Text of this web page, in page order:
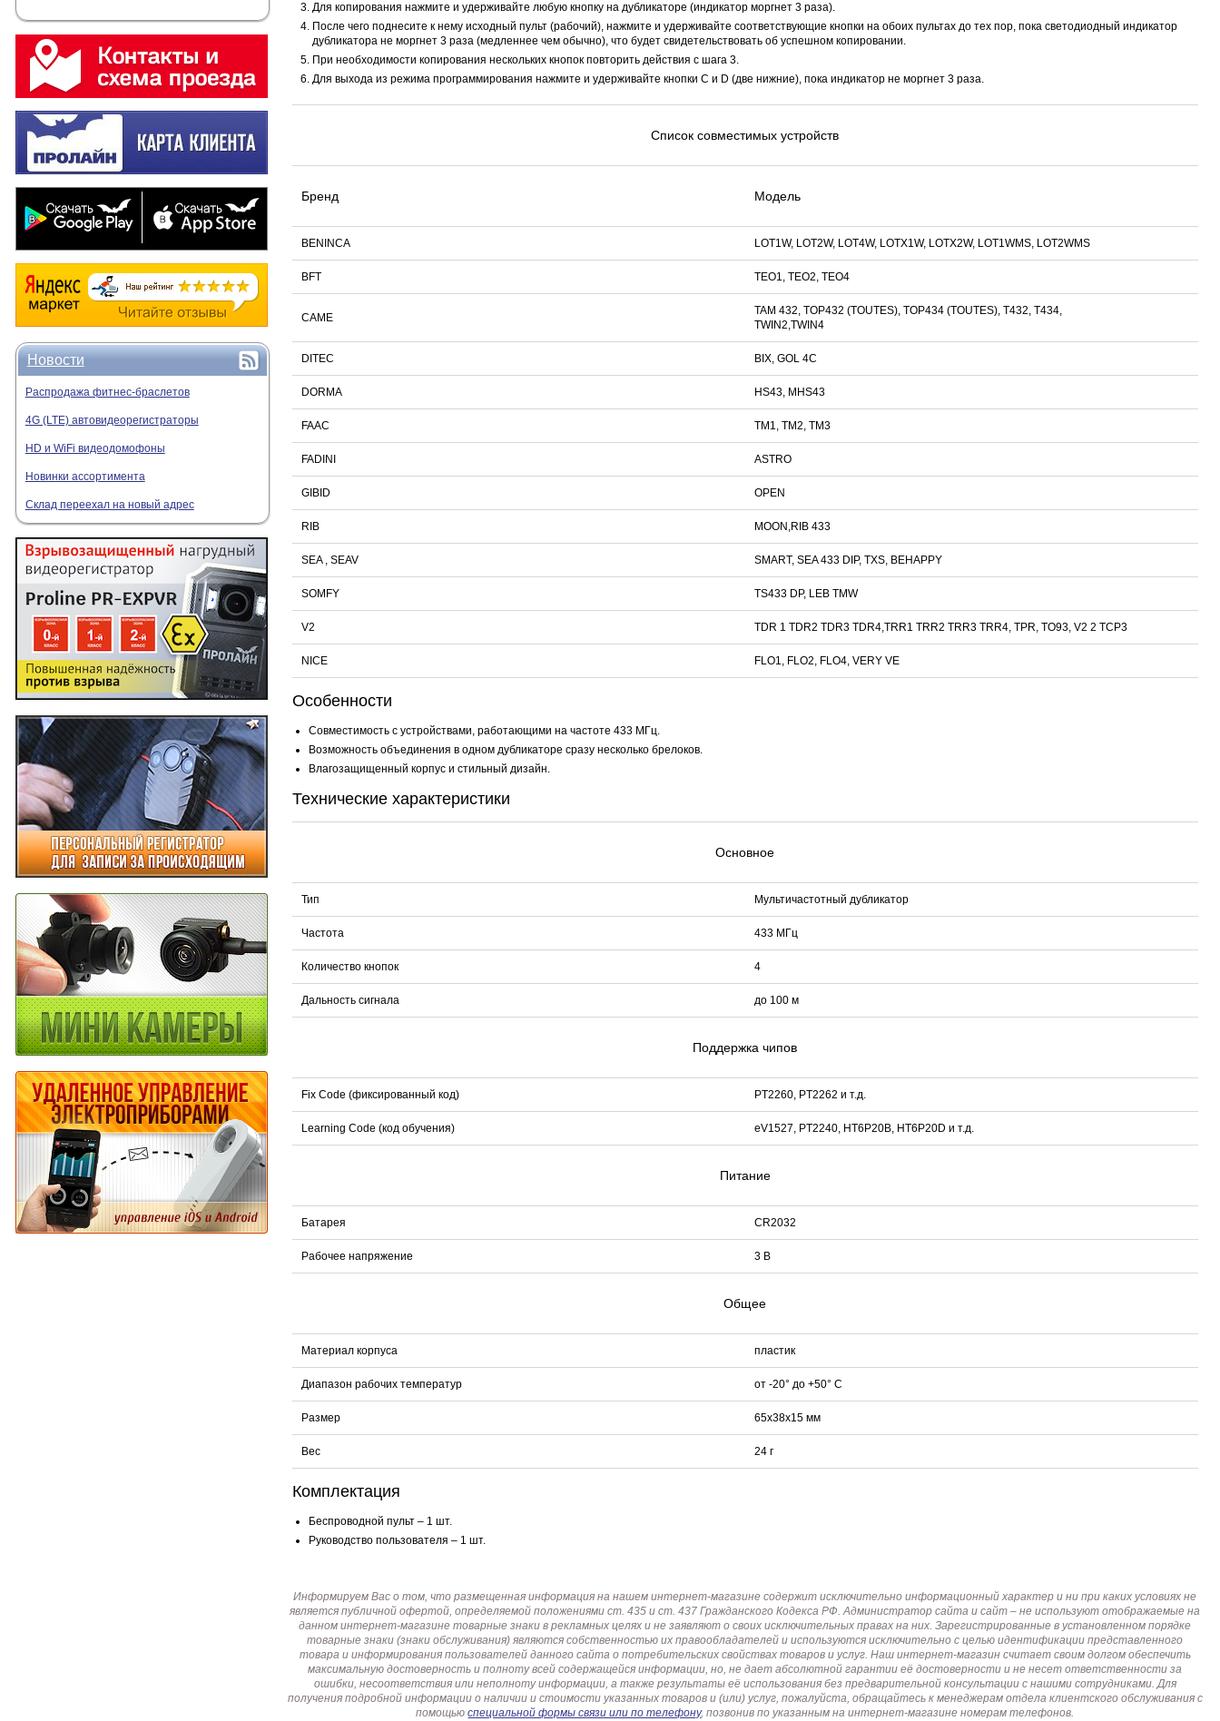
Новости
Распродажа фитнес-браслетов
4G (LTE) автовидеорегистраторы
HD и WiFi видеодомофоны
Новинки ассортимента
Склад переехал на новый адрес
Для копирования нажмите и удерживайте любую кнопку на дубликаторе (индикатор моргнет 3 раза).
После чего поднесите к нему исходный пульт (рабочий), нажмите и удерживайте соответствующие кнопки на обоих пультах до тех пор, пока светодиодный индикатор
дубликатора не моргнет 3 раза (медленнее чем обычно), что будет свидетельствовать об успешном копировании.
При необходимости копирования нескольких кнопок повторить действия с шага 3.
Для выхода из режима программирования нажмите и удерживайте кнопки C и D (две нижние), пока индикатор не моргнет 3 раза.
Список совместимых устройств
Бренд Модель
BENINCA LOT1W, LOT2W, LOT4W, LOTX1W, LOTX2W, LOT1WMS, LOT2WMS
BFT TEO1, TEO2, TEO4
CAME
TAM 432, TOP432 (TOUTES), TOP434 (TOUTES), T432, T434,
TWIN2,TWIN4
DITEC BIX, GOL 4C
DORMA HS43, MHS43
FAAC TM1, TM2, TM3
FADINI ASTRO
GIBID OPEN
RIB MOON,RIB 433
SEA , SEAV SMART, SEA 433 DIP, TXS, BEHAPPY
SOMFY TS433 DP, LEB TMW
V2 TDR 1 TDR2 TDR3 TDR4,TRR1 TRR2 TRR3 TRR4, TPR, TO93, V2 2 TCP3
NICE FLO1, FLO2, FLO4, VERY VE
Особенности
Совместимость с устройствами, работающими на частоте 433 МГц.
Возможность объединения в одном дубликаторе сразу несколько брелоков.
Влагозащищенный корпус и стильный дизайн.
Технические характеристики
Основное
Тип Мультичастотный дубликатор
Частота 433 МГц
Количество кнопок 4
Дальность сигнала до 100 м
Поддержка чипов
Fix Code (фиксированный код) PT2260, PT2262 и т.д.
Learning Code (код обучения) eV1527, PT2240, HT6P20B, HT6P20D и т.д.
Питание
Батарея CR2032
Рабочее напряжение 3 В
Общее
Материал корпуса пластик
Диапазон рабочих температур от -20° до +50° C
Размер 65х38х15 мм
Вес 24 г
Комплектация
Беспроводной пульт – 1 шт.
Руководство пользователя – 1 шт.
Информируем Вас о том, что размещенная информация на нашем интернет-магазине содержит исключительно информационный характер и ни при каких условиях не
является публичной офертой, определяемой положениями ст. 435 и ст. 437 Гражданского Кодекса РФ. Администратор сайта и сайт – не используют отображаемые на
данном интернет-магазине товарные знаки в рекламных целях и не заявляют о своих исключительных правах на них. Зарегистрированные в установленном порядке
товарные знаки (знаки обслуживания) являются собственностью их правообладателей и используются исключительно с целью идентификации представленного
товара и информирования пользователей данного сайта о потребительских свойствах товаров и услуг. Наш интернет-магазин считает своим долгом обеспечить
максимальную достоверность и полноту всей содержащейся информации, но, не дает абсолютной гарантии её достоверности и не несет ответственности за
ошибки, несоответствия или неполноту информации, а также результаты её использования без предварительной консультации с нашими сотрудниками. Для
получения подробной информации о наличии и стоимости указанных товаров и (или) услуг, пожалуйста, обращайтесь к менеджерам отдела клиентского обслуживания с
помощьюспециальной формы связи или по телефону, позвонив по указанным на интернет-магазине номерам телефонов.